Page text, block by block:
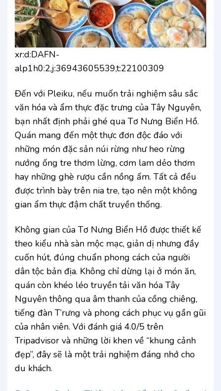
xr:d:DAFN-
alp1h0:2,j:36943605539,t:22100309
Đến với Pleiku, nếu muốn trải nghiệm sâu sắc
văn hóa và ẩm thực đặc trưng của Tây Nguyên,
bạn nhất định phải ghé qua Tơ Nưng Biển Hồ.
Quán mang đến một thực đơn độc đáo với
những món đặc sản núi rừng như heo rừng
nướng ống tre thơm lừng, cơm lam dẻo thơm
hay những ghè rượu cần nồng ấm. Tất cả đều
được trình bày trên nia tre, tạo nên một không
gian ẩm thực đậm chất truyền thống.
Không gian của Tơ Nưng Biển Hồ được thiết kế
theo kiểu nhà sàn mộc mạc, giản dị nhưng đầy
cuốn hút, đúng chuẩn phong cách của người
dân tộc bản địa. Không chỉ dừng lại ở món ăn,
quán còn khéo léo truyền tải văn hóa Tây
Nguyên thông qua âm thanh của cồng chiêng,
tiếng đàn T’rưng và phong cách phục vụ gần gũi
của nhân viên. Với đánh giá 4.0/5 trên
Tripadvisor và những lời khen về “khung cảnh
đẹp”, đây sẽ là một trải nghiệm đáng nhớ cho
du khách.